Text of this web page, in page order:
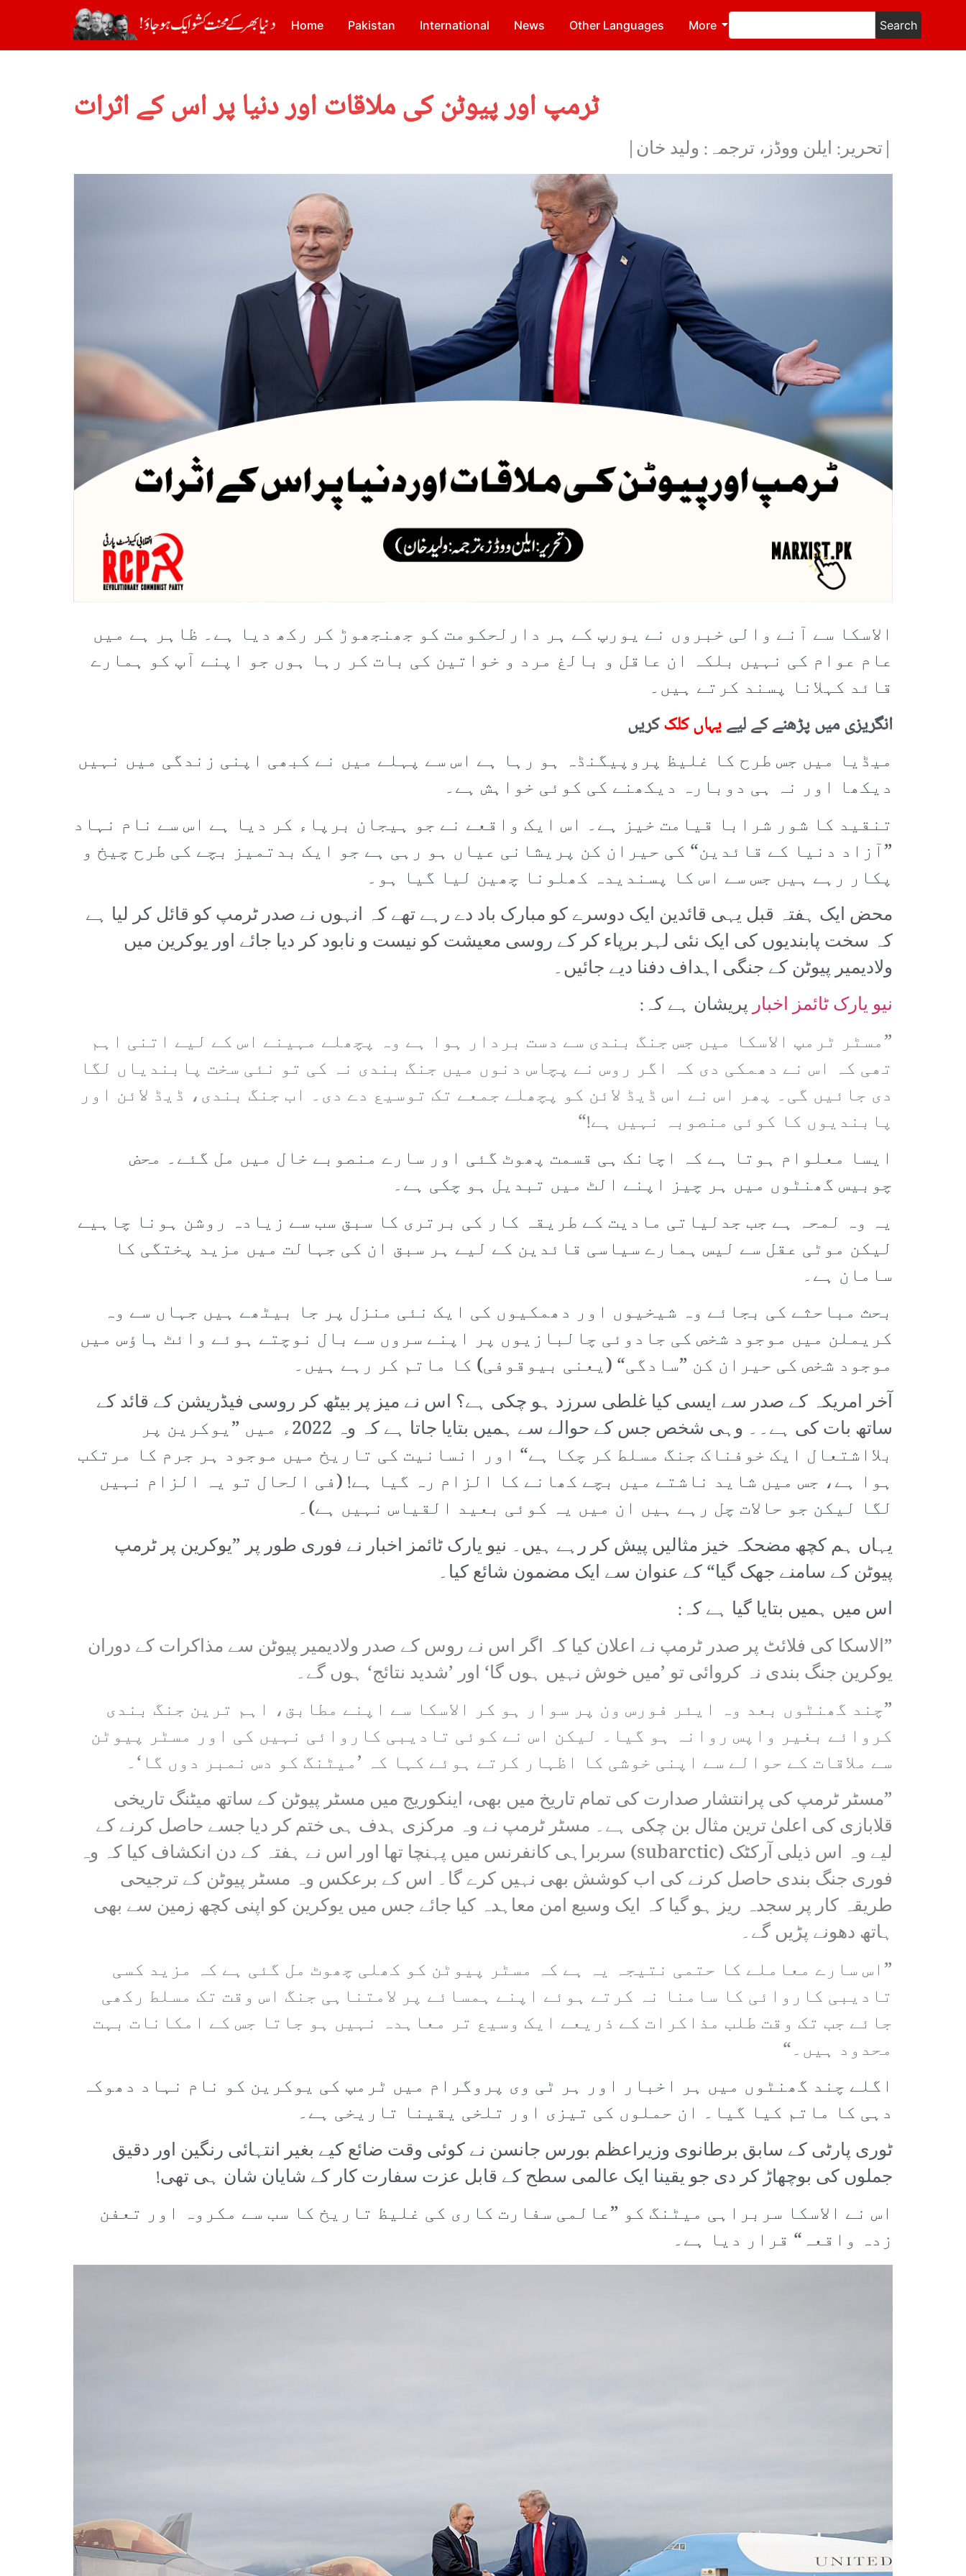
Home Pakistan International News Other Languages More Search
ٹرمپ اور پیوٹن کی ملاقات اور دنیا پر اس کے اثرات
|تحریر: ایلن ووڈز، ترجمہ: ولید خان|
الاسکا سے آنے والی خبروں نے یورپ کے ہر دارلحکومت کو جھنجھوڑ کر رکھ دیا ہے۔ ظاہر ہے میں
عام عوام کی نہیں بلکہ ان عاقل و بالغ مرد و خواتین کی بات کر رہا ہوں جو اپنے آپ کو ہمارے
قائد کہلانا پسند کرتے ہیں۔
انگریزی میں پڑھنے کے لیےیہاں کلککریں
میڈیا میں جس طرح کا غلیظ پروپیگنڈہ ہو رہا ہے اس سے پہلے میں نے کبھی اپنی زندگی میں نہیں
دیکھا اور نہ ہی دوبارہ دیکھنے کی کوئی خواہش ہے۔
تنقید کا شور شرابا قیامت خیز ہے۔ اس ایک واقعے نے جو ہیجان برپاء کر دیا ہے اس سے نام نہاد
”آزاد دنیا کے قائدین“ کی حیران کن پریشانی عیاں ہو رہی ہے جو ایک بدتمیز بچے کی طرح چیخ و
پکار رہے ہیں جس سے اس کا پسندیدہ کھلونا چھین لیا گیا ہو۔
محض ایک ہفتہ قبل یہی قائدین ایک دوسرے کو مبارک باد دے رہے تھے کہ انہوں نے صدر ٹرمپ کو قائل کر لیا ہے
کہ سخت پابندیوں کی ایک نئی لہر برپاء کر کے روسی معیشت کو نیست و نابود کر دیا جائے اور یوکرین میں
ولادیمیر پیوٹن کے جنگی اہداف دفنا دیے جائیں۔
نیو یارک ٹائمز اخبارپریشان ہے کہ:
”مسٹر ٹرمپ الاسکا میں جس جنگ بندی سے دست بردار ہوا ہے وہ پچھلے مہینے اس کے لیے اتنی اہم
تھی کہ اس نے دھمکی دی کہ اگر روس نے پچاس دنوں میں جنگ بندی نہ کی تو نئی سخت پابندیاں لگا
دی جائیں گی۔ پھر اس نے اس ڈیڈ لائن کو پچھلے جمعے تک توسیع دے دی۔ اب جنگ بندی، ڈیڈ لائن اور
پابندیوں کا کوئی منصوبہ نہیں ہے!“
ایسا معلوام ہوتا ہے کہ اچانک ہی قسمت پھوٹ گئی اور سارے منصوبے خال میں مل گئے۔ محض
چوبیس گھنٹوں میں ہر چیز اپنے الٹ میں تبدیل ہو چکی ہے۔
یہ وہ لمحہ ہے جب جدلیاتی مادیت کے طریقہ کار کی برتری کا سبق سب سے زیادہ روشن ہونا چاہیے
لیکن موٹی عقل سے لیس ہمارے سیاسی قائدین کے لیے ہر سبق ان کی جہالت میں مزید پختگی کا
سامان ہے۔
بحث مباحثے کی بجائے وہ شیخیوں اور دھمکیوں کی ایک نئی منزل پر جا بیٹھے ہیں جہاں سے وہ
کریملن میں موجود شخص کی جادوئی چالبازیوں پر اپنے سروں سے بال نوچتے ہوئے وائٹ ہاؤس میں
موجود شخص کی حیران کن ”سادگی“ (یعنی بیوقوفی) کا ماتم کر رہے ہیں۔
آخر امریکہ کے صدر سے ایسی کیا غلطی سرزد ہو چکی ہے؟ اس نے میز پر بیٹھ کر روسی فیڈریشن کے قائد کے
ساتھ بات کی ہے۔۔ وہی شخص جس کے حوالے سے ہمیں بتایا جاتا ہے کہ وہ 2022ء میں ”یوکرین پر
بلااشتعال ایک خوفناک جنگ مسلط کر چکا ہے“ اور انسانیت کی تاریخ میں موجود ہر جرم کا مرتکب
ہوا ہے، جس میں شاید ناشتے میں بچے کھانے کا الزام رہ گیا ہے! (فی الحال تو یہ الزام نہیں
لگا لیکن جو حالات چل رہے ہیں ان میں یہ کوئی بعید القیاس نہیں ہے)۔
یہاں ہم کچھ مضحکہ خیز مثالیں پیش کر رہے ہیں۔ نیو یارک ٹائمز اخبار نے فوری طور پر ”یوکرین پر ٹرمپ
پیوٹن کے سامنے جھک گیا“ کے عنوان سے ایک مضمون شائع کیا۔
اس میں ہمیں بتایا گیا ہے کہ:
”الاسکا کی فلائٹ پر صدر ٹرمپ نے اعلان کیا کہ اگر اس نے روس کے صدر ولادیمیر پیوٹن سے مذاکرات کے دوران
یوکرین جنگ بندی نہ کروائی تو ’میں خوش نہیں ہوں گا‘ اور ’شدید نتائج‘ ہوں گے۔
”چند گھنٹوں بعد وہ ایئر فورس ون پر سوار ہو کر الاسکا سے اپنے مطابق، اہم ترین جنگ بندی
کروائے بغیر واپس روانہ ہو گیا۔ لیکن اس نے کوئی تادیبی کاروائی نہیں کی اور مسٹر پیوٹن
سے ملاقات کے حوالے سے اپنی خوشی کا اظہار کرتے ہوئے کہا کہ ’میٹنگ کو دس نمبر دوں گا‘۔
”مسٹر ٹرمپ کی پرانتشار صدارت کی تمام تاریخ میں بھی، اینکوریج میں مسٹر پیوٹن کے ساتھ میٹنگ تاریخی
قلابازی کی اعلیٰ ترین مثال بن چکی ہے۔ مسٹر ٹرمپ نے وہ مرکزی ہدف ہی ختم کر دیا جسے حاصل کرنے کے
لیے وہ اس ذیلی آرکٹک (subarctic) سربراہی کانفرنس میں پہنچا تھا اور اس نے ہفتہ کے دن انکشاف کیا کہ وہ
فوری جنگ بندی حاصل کرنے کی اب کوشش بھی نہیں کرے گا۔ اس کے برعکس وہ مسٹر پیوٹن کے ترجیحی
طریقہ کار پر سجدہ ریز ہو گیا کہ ایک وسیع امن معاہدہ کیا جائے جس میں یوکرین کو اپنی کچھ زمین سے بھی
ہاتھ دھونے پڑیں گے۔
”اس سارے معاملے کا حتمی نتیجہ یہ ہے کہ مسٹر پیوٹن کو کھلی چھوٹ مل گئی ہے کہ مزید کسی
تادیبی کاروائی کا سامنا نہ کرتے ہوئے اپنے ہمسائے پر لامتناہی جنگ اس وقت تک مسلط رکھی
جائے جب تک وقت طلب مذاکرات کے ذریعے ایک وسیع تر معاہدہ نہیں ہو جاتا جس کے امکانات بہت
محدود ہیں۔“
اگلے چند گھنٹوں میں ہر اخبار اور ہر ٹی وی پروگرام میں ٹرمپ کی یوکرین کو نام نہاد دھوکہ
دہی کا ماتم کیا گیا۔ ان حملوں کی تیزی اور تلخی یقینا تاریخی ہے۔
ٹوری پارٹی کے سابق برطانوی وزیراعظم بورس جانسن نے کوئی وقت ضائع کیے بغیر انتہائی رنگین اور دقیق
جملوں کی بوچھاڑ کر دی جو یقینا ایک عالمی سطح کے قابل عزت سفارت کار کے شایان شان ہی تھی!
اس نے الاسکا سربراہی میٹنگ کو ”عالمی سفارت کاری کی غلیظ تاریخ کا سب سے مکروہ اور تعفن
زدہ واقعہ“ قرار دیا ہے۔